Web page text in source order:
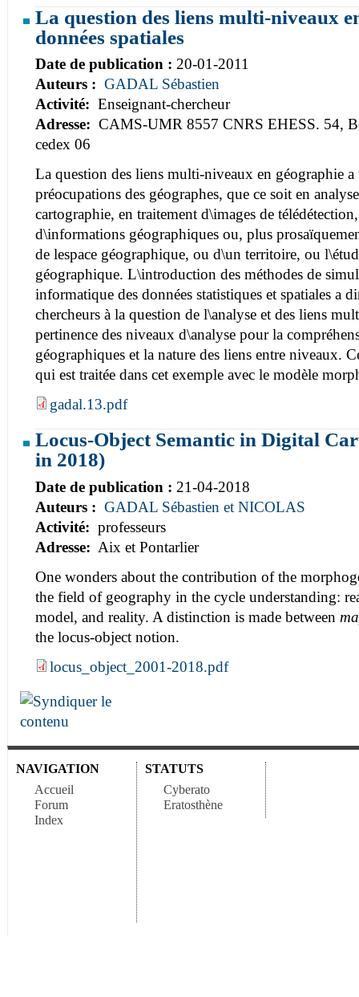
La question des liens multi-niveaux
données spatiales
Date de publication : 20-01-2011
Auteurs : GADAL Sébastien
Activité: Enseignant-chercheur
Adresse: CAMS-UMR 8557 CNRS EHESS. 54,
cedex 06
La question des liens multi-niveaux en géographie a
préocupations des géographes, que ce soit en
cartographie, en traitement d\images de
d\informations géographiques ou, plus
de lespace géographique, ou d\un territoire, ou
géographique. L\introduction des méthodes de
informatique des données statistiques et spatiales a
chercheurs à la question de l\analyse et des liens
pertinence des niveaux d\analyse pour la
géographiques et la nature des liens entre niveaux.
qui est traitée dans cet exemple avec le modèle
gadal.13.pdf
Locus-Object Semantic in Digital
in 2018)
Date de publication : 21-04-2018
Auteurs : GADAL Sébastien et NICOLAS
Activité: professeurs
Adresse: Aix et Pontarlier
One wonders about the contribution of the
the field of geography in the cycle understanding:
model, and reality. A distinction is made between
the locus-object notion.
locus_object_2001-2018.pdf
NAVIGATION
Accueil
Forum
Index
STATUTS
Cyberato
Eratosthène